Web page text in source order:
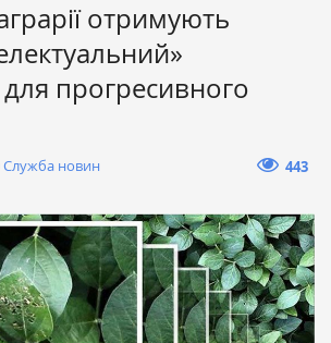
отримують
для прогресивного
Служба новин 443